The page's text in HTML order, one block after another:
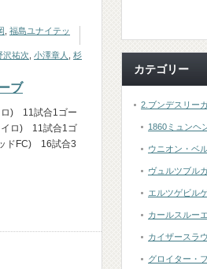
福島ユナイテッ
沢祐次 小澤章人
杉
ブ
ロ) 11試合1ゴー
イロ) 11試合1ゴ
ドFC) 16試合3
カテゴリー
2.ブンデスリー
1860ミュンヘ
ウニオン・ベ
ヴュルツブル
エルツゲビル
カールスルーエ
カイザースラ
グロイター・